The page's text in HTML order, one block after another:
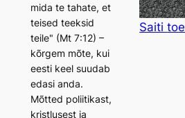
Saiti
mida te tahate, et
teised teeksid
teile" (Mt 7:12) –
kõrgem mõte, kui
eesti keel suudab
edasi anda.
Mõtted poliitikast,
kristlusest ja